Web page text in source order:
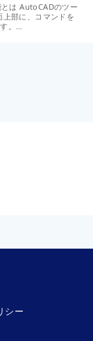
は AutoCADのツー
部に、コマンドを
。…
シー